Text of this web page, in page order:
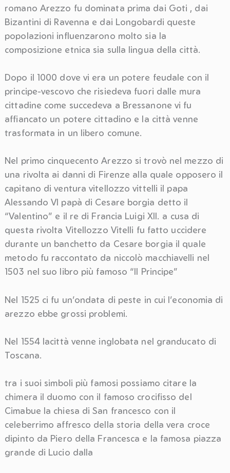
romano Arezzo fu dominata prima dai Goti , dai
Bizantini di Ravenna e dai Longobardi queste
popolazioni influenzarono molto sia la
composizione etnica sia sulla lingua della città.
Dopo il 1000 dove vi era un potere feudale con il
principe-vescovo che risiedeva fuori dalle mura
cittadine come succedeva a Bressanone vi fu
affiancato un potere cittadino e la città venne
trasformata in un libero comune.
Nel primo cinquecento Arezzo si trovò nel mezzo di
una rivolta ai danni di Firenze alla quale opposero il
capitano di ventura vitellozzo vittelli il papa
Alessando VI papà di Cesare borgia detto il
“Valentino” e il re di Francia Luigi XII. a cusa di
questa rivolta Vitellozzo Vitelli fu fatto uccidere
durante un banchetto da Cesare borgia il quale
metodo fu raccontato da niccolò macchiavelli nel
1503 nel suo libro più famoso “Il Principe”
Nel 1525 ci fu un’ondata di peste in cui l’economia di
arezzo ebbe grossi problemi.
Nel 1554 lacittà venne inglobata nel granducato di
Toscana.
tra i suoi simboli più famosi possiamo citare la
chimera il duomo con il famoso crocifisso del
Cimabue la chiesa di San francesco con il
celeberrimo affresco della storia della vera croce
dipinto da Piero della Francesca e la famosa piazza
grande di Lucio dalla